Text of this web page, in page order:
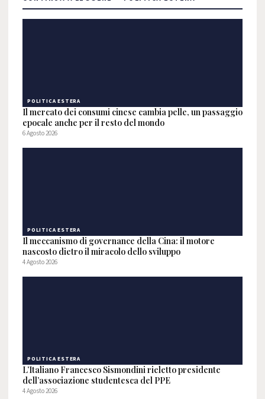
POLITICA ESTERA
Il mercato dei consumi cinese cambia pelle, un passaggio
epocale anche per il resto del mondo
6 Agosto 2026
POLITICA ESTERA
Il meccanismo di governance della Cina: il motore
nascosto dietro il miracolo dello sviluppo
4 Agosto 2026
POLITICA ESTERA
L’Italiano Francesco Sismondini rieletto presidente
dell’associazione studentesca del PPE
4 Agosto 2026